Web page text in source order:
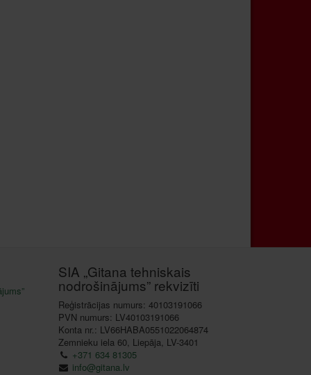
SIA „Gitana tehniskais
nodrošinājums” rekvizīti
Reģistrācijas numurs: 40103191066
PVN numurs: LV40103191066
Konta nr.: LV66HABA0551022064874
Zemnieku iela 60, Liepāja, LV-3401
+371 634 81305
info@gitana.lv